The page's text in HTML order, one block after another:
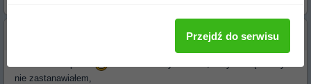
nie zastanawiałem,
Przejdź do serwisu